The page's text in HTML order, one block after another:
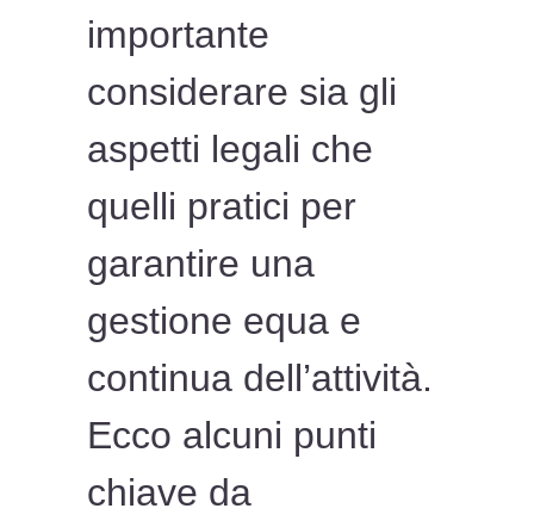
importante
considerare sia gli
aspetti legali che
quelli pratici per
garantire una
gestione equa e
continua dell’attività.
Ecco alcuni punti
chiave da